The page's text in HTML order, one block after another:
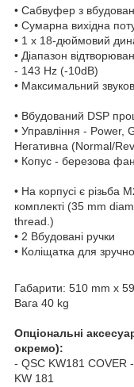
• Сабвуфер з
• Сумарна вихідна
• 1 х 18-дюймовий
• Діапазон
- 143 Hz (-10dB)
• Максимальний
• Вбудований DSP
• Управління - Power,
Негативна (Normal/
• Копус - березова
• На корпусі є різьба
комплекті (35 mm
thread.)
• 2 Вбудовані ручки
• Коліщатка для
Габарити: 510 mm x
Вага 40 kg
Опціональні
окремо):
- QSC KW181 COVER
KW 181